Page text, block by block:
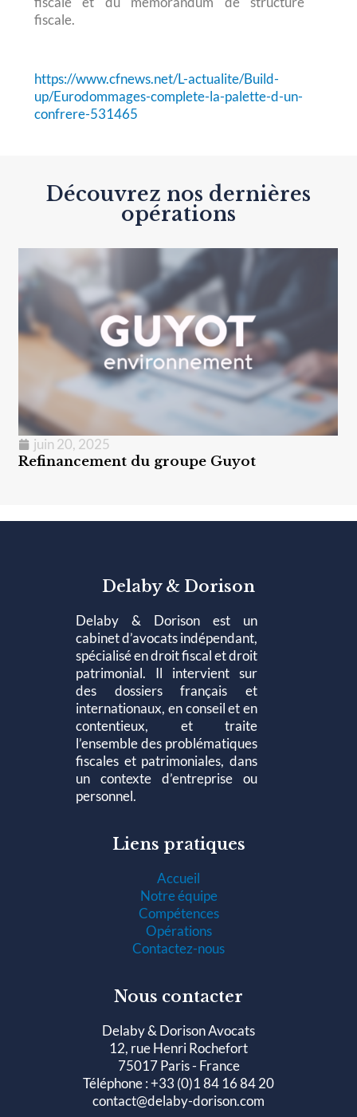
fiscale.
https://www.cfnews.net/L-actualite/Build-
up/Eurodommages-complete-la-palette-d-un-
confrere-531465
Découvrez nos dernières
opérations
juin 20, 2025
Refinancement du groupe Guyot
Delaby & Dorison
Delaby & Dorison est un
cabinet d’avocats indépendant,
spécialisé en droit fiscal et droit
patrimonial. Il intervient sur
des dossiers français et
internationaux, en conseil et en
contentieux, et traite
l’ensemble des problématiques
fiscales et patrimoniales, dans
un contexte d’entreprise ou
personnel.
Liens pratiques
Accueil
Notre équipe
Compétences
Opérations
Contactez-nous
Nous contacter
Delaby & Dorison Avocats
12, rue Henri Rochefort
75017 Paris - France
Téléphone : +33 (0)1 84 16 84 20
contact@delaby-dorison.com